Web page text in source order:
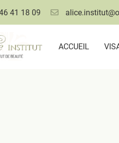
41 18 09
ACCUEIL